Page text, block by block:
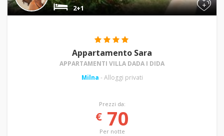
+
2+1
Appartamento Sara
APPARTAMENTI VILLA DADA I DIDA
Milna - Alloggi privati
Prezzi da:
€70
Per notte